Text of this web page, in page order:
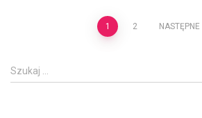
Stronicowanie
wpisów
1 2 NASTĘPNE
S
z
Szukaj …